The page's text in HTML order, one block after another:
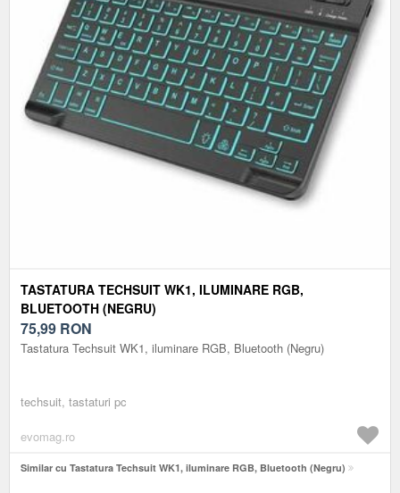
TASTATURA TECHSUIT WK1, ILUMINARE RGB,
BLUETOOTH (NEGRU)
75,99 RON
Tastatura Techsuit WK1, iluminare RGB, Bluetooth (Negru)
techsuit, tastaturi pc
evomag.ro
Similar cu Tastatura Techsuit WK1, iluminare RGB, Bluetooth (Negru)